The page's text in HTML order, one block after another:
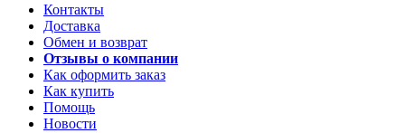
Контакты
Доставка
Обмен и возврат
Отзывы о компании
Как оформить заказ
Как купить
Помощь
Новости